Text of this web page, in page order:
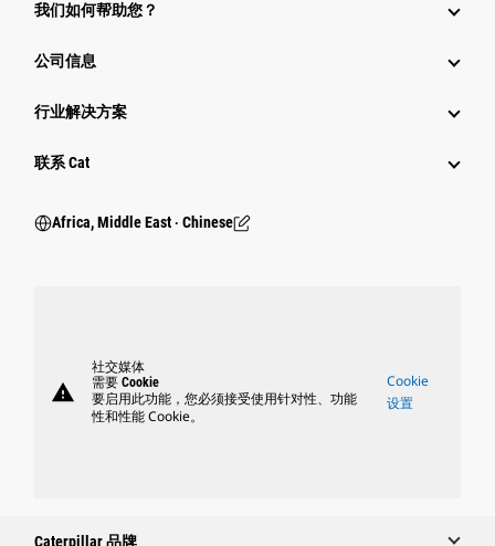
我们如何帮助您？
公司信息
行业解决方案
行业
联系 Cat
Africa, Middle East ‧ Chinese
warning
社交媒体
需要 Cookie
要启用此功能，您必须接受使用针对性、功能
性和性能 Cookie。
Cookie
设置
Caterpillar 品牌